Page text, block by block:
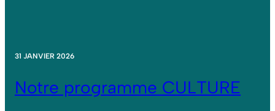
31 JANVIER 2026
Notre programme CULTURE